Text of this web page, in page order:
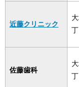
近藤クリニック
佐藤歯科